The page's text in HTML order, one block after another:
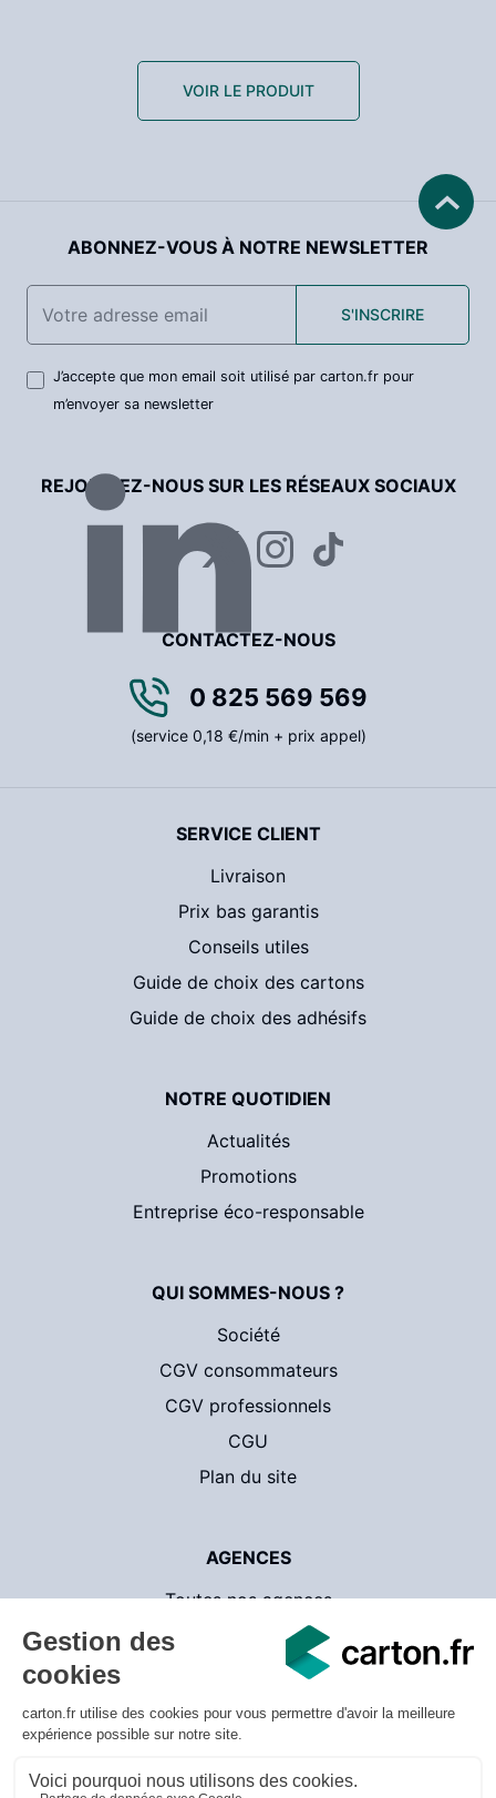
VOIR LE PRODUIT
ABONNEZ-VOUS À NOTRE NEWSLETTER
S'INSCRIRE
J’accepte que mon email soit utilisé par carton.fr pour
m’envoyer sa newsletter
REJOIGNEZ-NOUS SUR LES RÉSEAUX SOCIAUX
CONTACTEZ-NOUS
0 825 569 569
(service 0,18 €/min + prix appel)
SERVICE CLIENT
Livraison
Prix bas garantis
Conseils utiles
Guide de choix des cartons
Guide de choix des adhésifs
NOTRE QUOTIDIEN
Actualités
Promotions
Entreprise éco-responsable
QUI SOMMES-NOUS ?
Société
CGV consommateurs
CGV professionnels
CGU
Plan du site
AGENCES
Toutes nos agences
CartonsDeDemenagement.com